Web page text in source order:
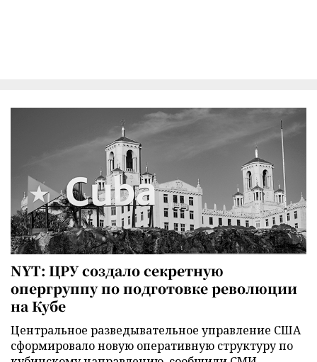
NYT: ЦРУ создало секретную
опергруппу по подготовке революции
на Кубе
Центральное разведывательное управление США
сформировало новую оперативную структуру по